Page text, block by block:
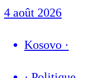
4 août 2026
Kosovo ·